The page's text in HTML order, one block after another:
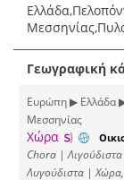
Γεωγραφική
Ευρώπη ▶ Ελλάδα
Μεσσηνίας
Χώρα
Chora |
Λυγούδιστα |